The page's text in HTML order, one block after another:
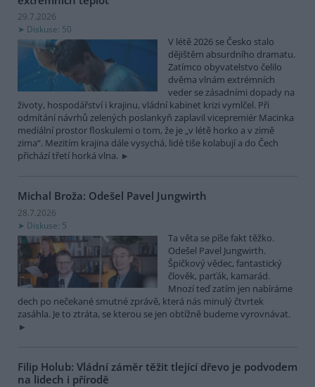
29.7.2026
Diskuse: 50
V létě 2026 se Česko stalo
dějištěm absurdního dramatu.
Zatímco obyvatelstvo čelilo
dvěma vlnám extrémních
veder se zásadními dopady na
životy, hospodářství i krajinu, vládní kabinet krizi vymlčel. Při
odmítání návrhů zelených poslankyň zaplavil vicepremiér Macinka
mediální prostor floskulemi o tom, že je „v létě horko a v zimě
zima“. Mezitím krajina dále vysychá, lidé tiše kolabují a do Čech
přichází třetí horká vlna.
Michal Broža: Odešel Pavel Jungwirth
28.7.2026
Diskuse: 5
Ta věta se píše fakt těžko.
Odešel Pavel Jungwirth.
Špičkový vědec, fantastický
člověk, parťák, kamarád.
Mnozí teď zatím jen nabíráme
dech po nečekané smutné zprávě, která nás minulý čtvrtek
zasáhla. Je to ztráta, se kterou se jen obtížně budeme vyrovnávat.
Filip Holub: Vládní záměr těžit tlející dřevo je podvodem
na lidech i přírodě